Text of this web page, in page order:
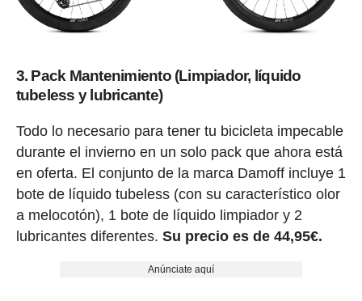
3. Pack Mantenimiento (Limpiador, líquido
tubeless y lubricante)
Todo lo necesario para tener tu bicicleta impecable
durante el invierno en un solo pack que ahora está
en oferta. El conjunto de la marca Damoff incluye 1
bote de líquido tubeless (con su característico olor
a melocotón), 1 bote de líquido limpiador y 2
lubricantes diferentes. Su precio es de 44,95€.
Anúnciate aquí